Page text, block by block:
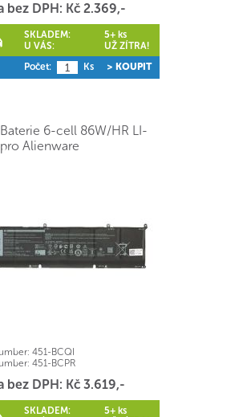
bez DPH: Kč 2.369,-
SKLADEM:
5+ ks
U VÁS:
UŽ ZÍTRA!
Počet:
Ks > KOUPIT
6-cell 86W/HR LI-
pro Alienware
451-BCQI
451-BCPR
bez DPH: Kč 3.619,-
SKLADEM:
5+ ks